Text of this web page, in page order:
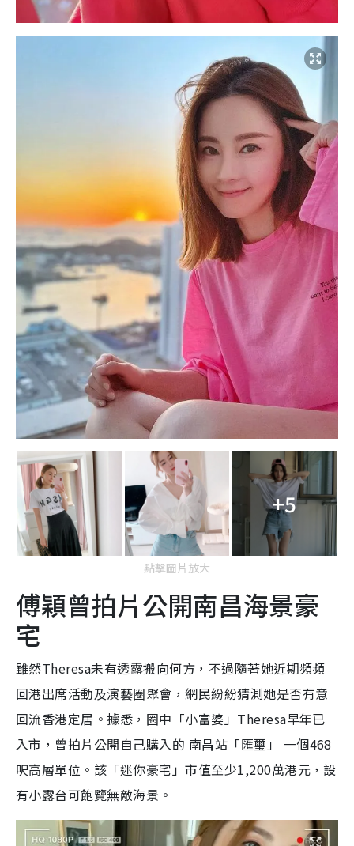
+5
點擊圖片放大
傅穎曾拍片公開南昌海景豪
宅
雖然Theresa未有透露搬向何方，不過隨著她近期頻頻
回港出席活動及演藝圈聚會，網民紛紛猜測她是否有意
回流香港定居。據悉，圈中「小富婆」Theresa早年已
入市，曾拍片公開自己購入的 南昌站「匯璽」 一個468
呎高層單位。該「迷你豪宅」市值至少1,200萬港元，設
有小露台可飽覽無敵海景。